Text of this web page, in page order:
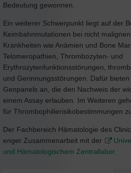
Bedeutung gewonnen.
Ein weiterer Schwerpunkt liegt auf der
Keimbahnmutationen bei nicht
Krankheiten wie Anämien und Bone
Telomeropathien, Thrombozyten- und
Erythrozytenfunktionsstörungen,
und Gerinnungsstörungen. Dafür
Genpanels an, die den Nachweis der
einem Assay erlauben. Im Weiteren
für Thrombophilierisikobestimmungen
Der Fachbereich Hämatologie des
enger Zusammenarbeit mit der
und Hämatologischem Zentrallabor.